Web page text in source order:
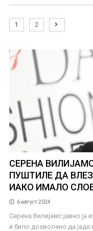
1 2
СЕРЕНА
ПУШТИЛЕ ДА
ИАКО ИМАЛО
6 август 2024
Серена Вилијамс јавно ја
ѝ било дозволено да